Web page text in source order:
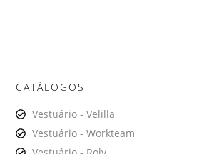
CATÁLOGOS
Vestuário - Velilla
Vestuário - Workteam